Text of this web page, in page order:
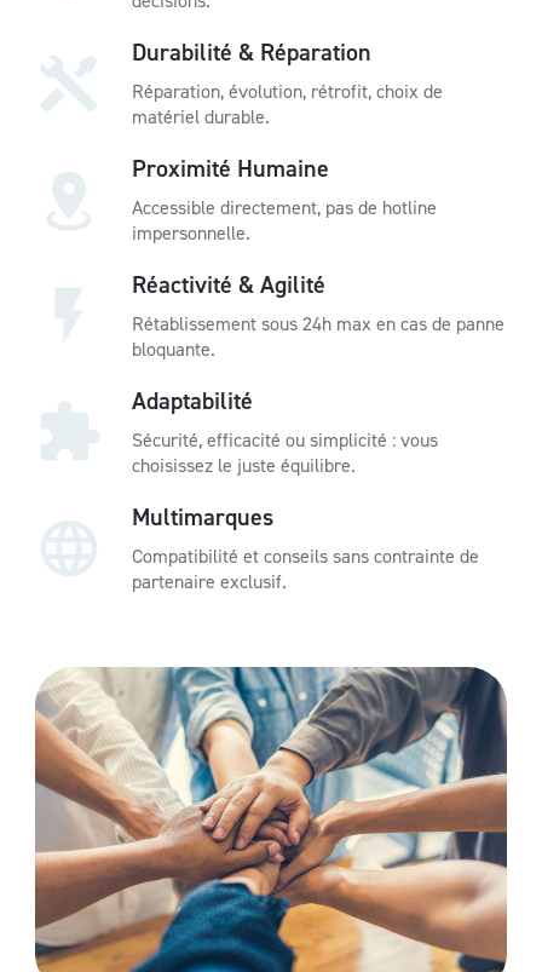
Durabilité & Réparation
Réparation, évolution, rétrofit, choix de
matériel durable.
Proximité Humaine
Accessible directement, pas de hotline
impersonnelle.
Réactivité & Agilité
Rétablissement sous 24h max en cas de panne
bloquante.
Adaptabilité
Sécurité, efficacité ou simplicité : vous
choisissez le juste équilibre.
Multimarques
Compatibilité et conseils sans contrainte de
partenaire exclusif.